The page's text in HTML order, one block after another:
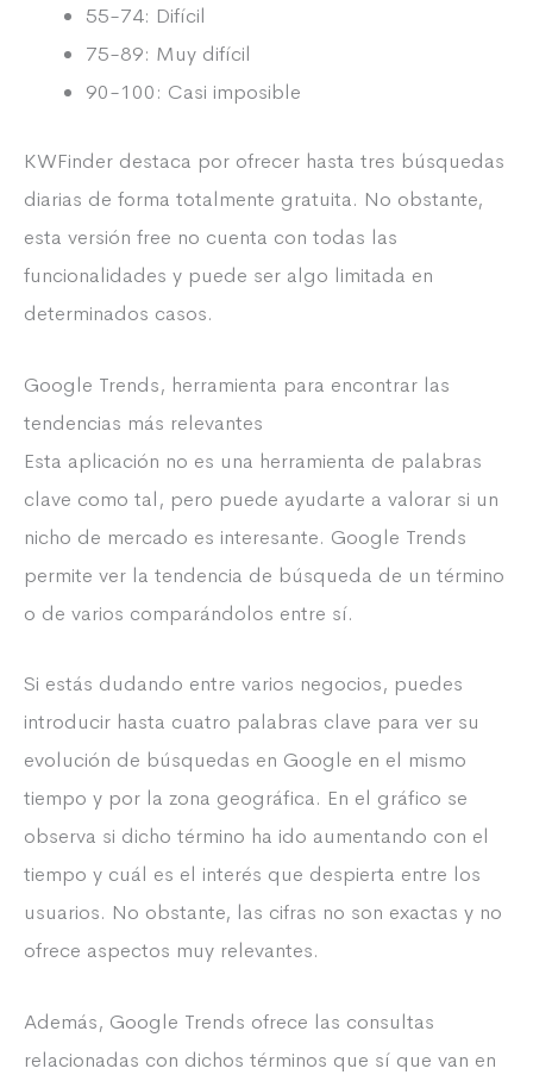
55-74: Difícil
75-89: Muy difícil
90-100: Casi imposible
KWFinder destaca por ofrecer hasta tres búsquedas
diarias de forma totalmente gratuita. No obstante,
esta versión free no cuenta con todas las
funcionalidades y puede ser algo limitada en
determinados casos.
Google Trends, herramienta para encontrar las
tendencias más relevantes
Esta aplicación no es una herramienta de palabras
clave como tal, pero puede ayudarte a valorar si un
nicho de mercado es interesante. Google Trends
permite ver la tendencia de búsqueda de un término
o de varios comparándolos entre sí.
Si estás dudando entre varios negocios, puedes
introducir hasta cuatro palabras clave para ver su
evolución de búsquedas en Google en el mismo
tiempo y por la zona geográfica. En el gráfico se
observa si dicho término ha ido aumentando con el
tiempo y cuál es el interés que despierta entre los
usuarios. No obstante, las cifras no son exactas y no
ofrece aspectos muy relevantes.
Además, Google Trends ofrece las consultas
relacionadas con dichos términos que sí que van en